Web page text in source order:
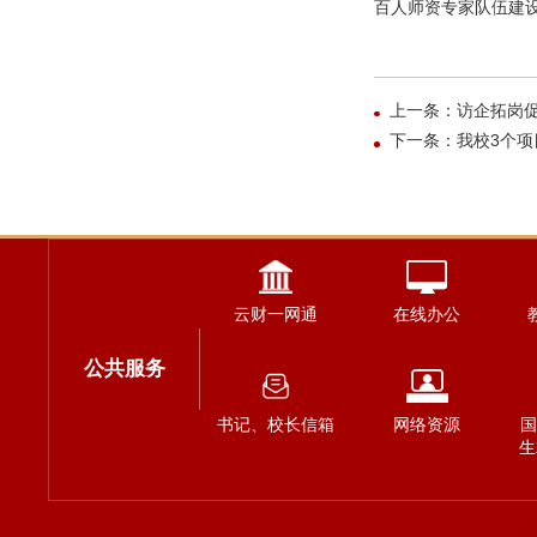
百人师资专家队伍建
上一条：访企拓岗
下一条：我校3个
公共服务
云财一网通 在线办公
书记、校长信箱 网络资源